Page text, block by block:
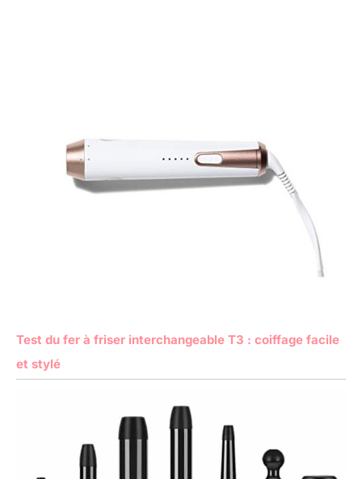
Test du fer à friser interchangeable T3 : coiffage facile
et stylé